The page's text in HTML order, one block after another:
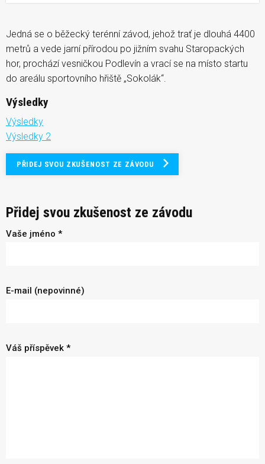
Jedná se o běžecký terénní závod, jehož trať je dlouhá 4400
metrů a vede jarní přírodou po jižním svahu Staropackých
hor, prochází vesničkou Podlevín a vrací se na místo startu
do areálu sportovního hřiště „Sokolák“.
Výsledky
Výsledky
Výsledky 2
PŘIDEJ SVOU ZKUŠENOST ZE ZÁVODU
Přidej svou zkušenost ze závodu
Vaše jméno *
E-mail (nepovinné)
Váš příspěvek *